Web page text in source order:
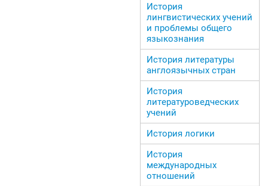
История
лингвистических учений
и проблемы общего
языкознания
История литературы
англоязычных стран
История
литературоведческих
учений
История логики
История
международных
отношений